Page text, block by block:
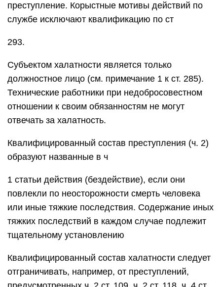
преступление. Корыстные мотивы действий по
службе исключают квалификацию по ст
293.
Субъектом халатности является только
должностное лицо (см. примечание 1 к ст. 285).
Технические работники при недобросовестном
отношении к своим обязанностям не могут
отвечать за халатность.
Квалифицированный состав преступления (ч. 2)
образуют названные в ч
1 статьи действия (бездействие), если они
повлекли по неосторожности смерть человека
или иные тяжкие последствия. Содержание иных
тяжких последствий в каждом случае подлежит
тщательному установлению
Квалифицированный состав халатности следует
отграничивать, например, от преступлений,